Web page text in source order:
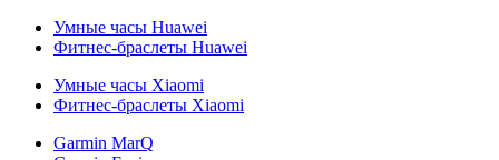
Умные часы Huawei
Фитнес-браслеты Huawei
Умные часы Xiaomi
Фитнес-браслеты Xiaomi
Garmin MarQ